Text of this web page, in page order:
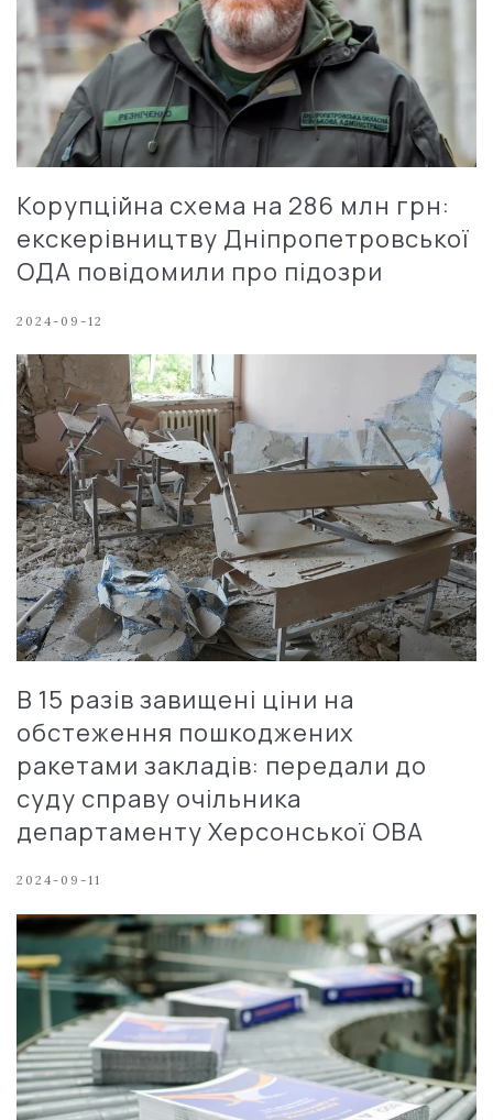
Корупційна схема на 286 млн грн:
екскерівництву Дніпропетровської
ОДА повідомили про підозри
2024-09-12
В 15 разів завищені ціни на
обстеження пошкоджених
ракетами закладів: передали до
суду справу очільника
департаменту Херсонської ОВА
2024-09-11